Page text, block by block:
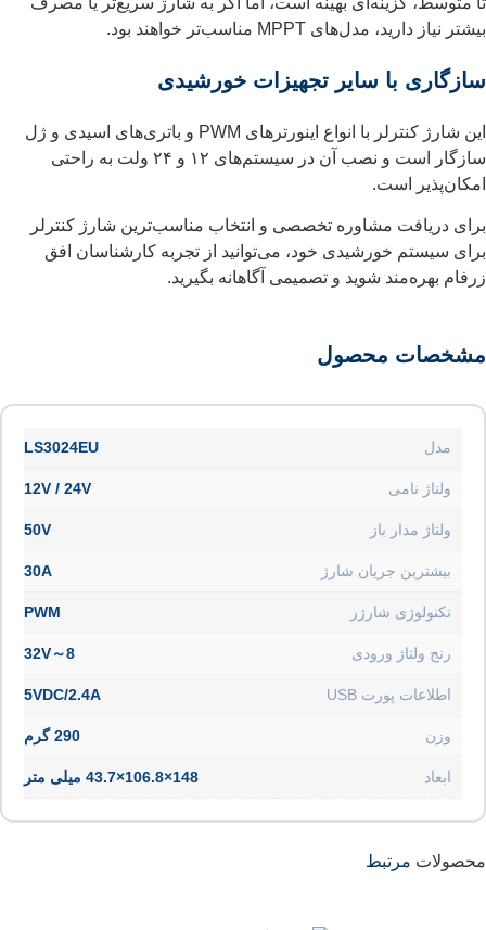
بیشتر نیاز دارید، مدل‌های MPPT مناسب‌تر خواهند بود.
سازگاری با سایر تجهیزات خورشیدی
این شارژ کنترلر با انواع اینورترهای PWM و باتری‌های اسیدی و ژل
سازگار است و نصب آن در سیستم‌های ۱۲ و ۲۴ ولت به راحتی
امکان‌پذیر است.
برای دریافت مشاوره تخصصی و انتخاب مناسب‌ترین شارژ کنترلر
برای سیستم خورشیدی خود، می‌توانید از تجربه کارشناسان افق
زرفام بهره‌مند شوید و تصمیمی آگاهانه بگیرید.
مشخصات محصول
مدل LS3024EU
ولتاژ نامی 12V / 24V
ولتاژ مدار باز 50V
بیشترین جریان شارژ 30A
تکنولوژی شارژر PWM
رنج ولتاژ ورودی 8～32V
اطلاعات پورت USB 5VDC/2.4A
وزن 290 گرم
ابعاد 148×106.8×43.7 میلی متر
محصولات مرتبط